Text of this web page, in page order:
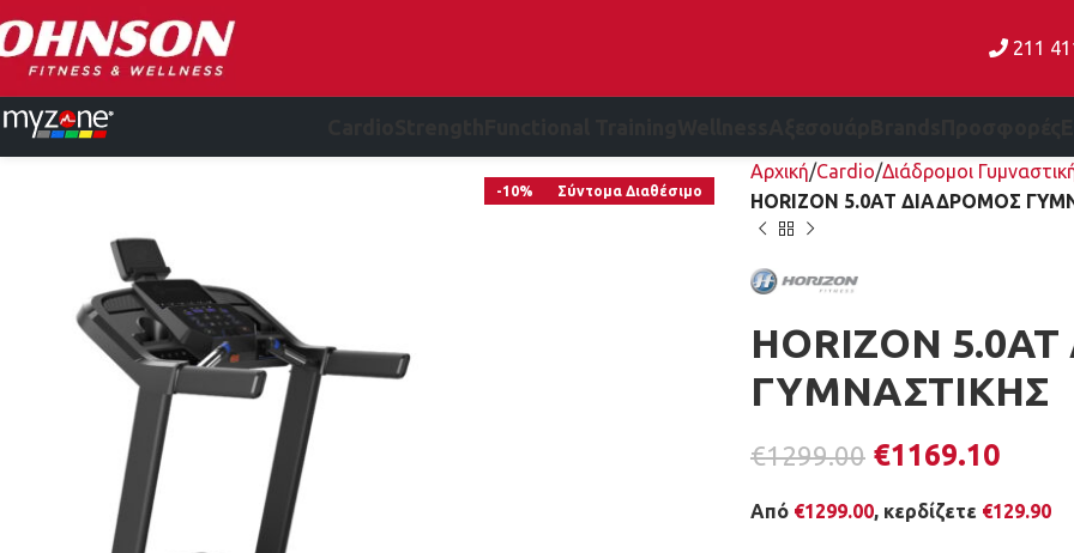
211
-10% Σύντομα Διαθέσιμο
Αρχική Cardio Διάδρομοι
HORIZON 5.0AT ΔΙΑΔΡΟΜΟΣ
HORIZON
ΓΥΜΝΑΣΤΙΚΗΣ
€1299.00 €1169.10
Από €1299.00, κερδίζετε €129.90